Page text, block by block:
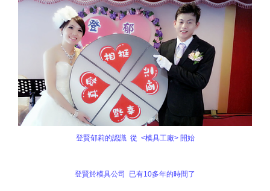
登賢郁莉的認識 從 <模具工廠> 開始
登賢於模具公司 已有10多年的時間了